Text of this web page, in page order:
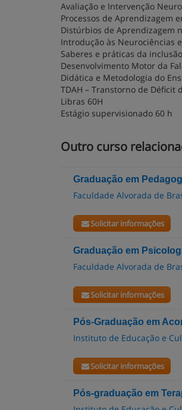
Avaliação e Intervenção
Processos de Aprendizagem
Distúrbios de Aprendizagem
Introdução às Neurociências
Saberes e práticas da
Desenvolvimento Motor da
Didática e Metodologia do
TDAH – Transtorno de Déficit
Libras 60H
Estágio supervisionado 60 h
Outro curso
Graduação em
Faculdade Alvorada de
Solicitar informações
Graduação em
Faculdade Alvorada de
Solicitar informações
Pós-Graduação em
Instituto de Educação e
Solicitar informações
Pós-graduação em